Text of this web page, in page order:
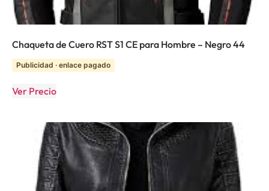
Chaqueta de Cuero RST S1 CE para Hombre – Negro 44
Publicidad · enlace pagado
Ver Precio